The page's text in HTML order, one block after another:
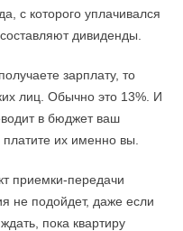
с которого уплачивался
дивиденды.
зарплату, то
лиц. Обычно это 13%. И
в бюджет ваш
их именно вы.
приемки-передачи
не подойдет, даже если
пока квартиру